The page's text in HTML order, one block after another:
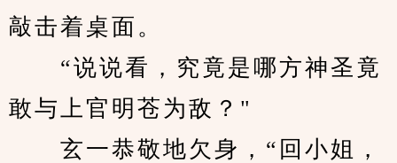
敲击着桌面。
“说说看，究竟是哪方神圣竟
敢与上官明苍为敌？"
玄一恭敬地欠身，“回小姐，